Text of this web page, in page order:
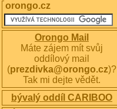
orongo.cz
Orongo Mail
Máte zájem mít svůj
oddílový mail
(prezdivka@orongo.cz)?
Tak mi dejte vědět.
bývalý oddíl CARIBOO